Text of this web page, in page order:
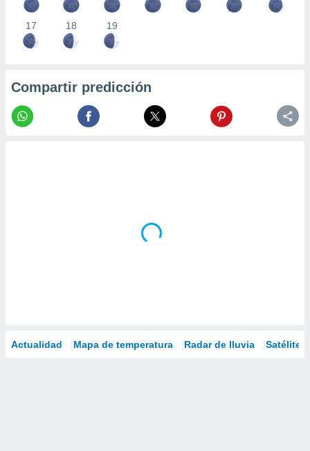
17 18 19
Compartir predicción
Actualidad Mapa de temperatura Radar de lluvia Satélites